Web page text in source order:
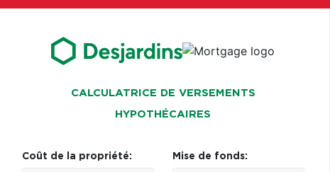
CALCULATRICE DE VERSEMENTS
HYPOTHÉCAIRES
Coût de la propriété: Mise de fonds: